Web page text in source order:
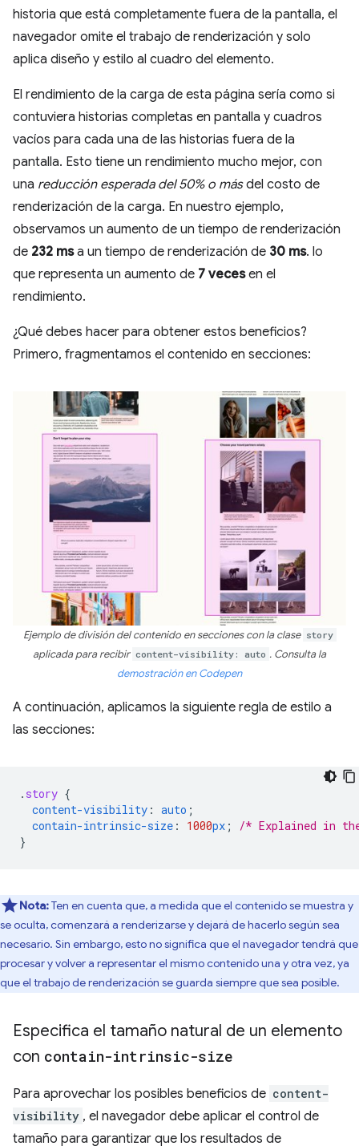
historia que está completamente fuera de la pantalla, el
navegador omite el trabajo de renderización y solo
aplica diseño y estilo al cuadro del elemento.
El rendimiento de la carga de esta página sería como si
contuviera historias completas en pantalla y cuadros
vacíos para cada una de las historias fuera de la
pantalla. Esto tiene un rendimiento mucho mejor, con
una reducción esperada del 50% o másdel costo de
renderización de la carga. En nuestro ejemplo,
observamos un aumento de un tiempo de renderización
de 232 msa un tiempo de renderización de 30 ms. lo
que representa un aumento de 7 vecesen el
rendimiento.
¿Qué debes hacer para obtener estos beneficios?
Primero, fragmentamos el contenido en secciones:
Ejemplo de división del contenido en secciones con la clase story
aplicada para recibir content-visibility: auto . Consulta la
demostración en Codepen
A continuación, aplicamos la siguiente regla de estilo a
las secciones:
. story {
content-visibility : auto ;
contain-intrinsic-size : 1000px ;
/* Explained in
}
Nota:Ten en cuenta que, a medida que el contenido se muestra y
se oculta, comenzará a renderizarse y dejará de hacerlo según sea
necesario. Sin embargo, esto no significa que el navegador tendrá que
procesar y volver a representar el mismo contenido una y otra vez, ya
que el trabajo de renderización se guarda siempre que sea posible.
Especifica el tamaño natural de un elemento
con contain-intrinsic-size
Para aprovechar los posibles beneficios de content-
visibility , el navegador debe aplicar el control de
tamaño para garantizar que los resultados de